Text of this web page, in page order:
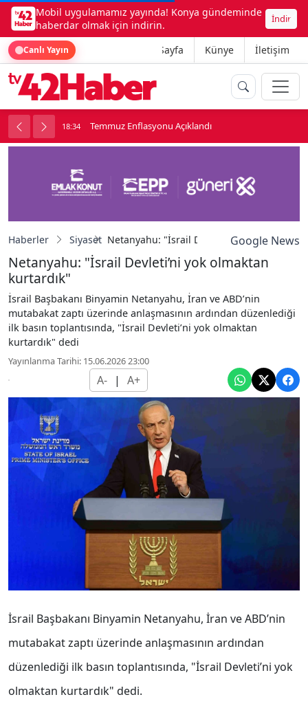
Mobil uygulamamız yayında! Konya gündeminde
haberdar olmak için indirin.
İndir
Canlı Yayın Ana Sayfa Künye İletişim
18:34 Temmuz Enflasyonu Açıklandı
Haberler Siyaset Netanyahu: "İsrail Devleti’ni yok olmaktan
Google News
Netanyahu: "İsrail Devleti’ni yok olmaktan
kurtardık"
İsrail Başbakanı Binyamin Netanyahu, İran ve ABD’nin
mutabakat zaptı üzerinde anlaşmasının ardından düzenlediği
ilk basın toplantısında, "İsrail Devleti’ni yok olmaktan
kurtardık" dedi
Yayınlanma Tarihi: 15.06.2026 23:00
A- | A+
İsrail Başbakanı Binyamin Netanyahu, İran ve ABD’nin
mutabakat zaptı üzerinde anlaşmasının ardından
düzenlediği ilk basın toplantısında, "İsrail Devleti’ni yok
olmaktan kurtardık" dedi.